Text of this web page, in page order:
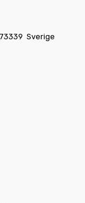
73339 Sverige